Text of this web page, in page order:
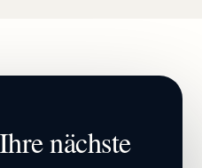
nächste